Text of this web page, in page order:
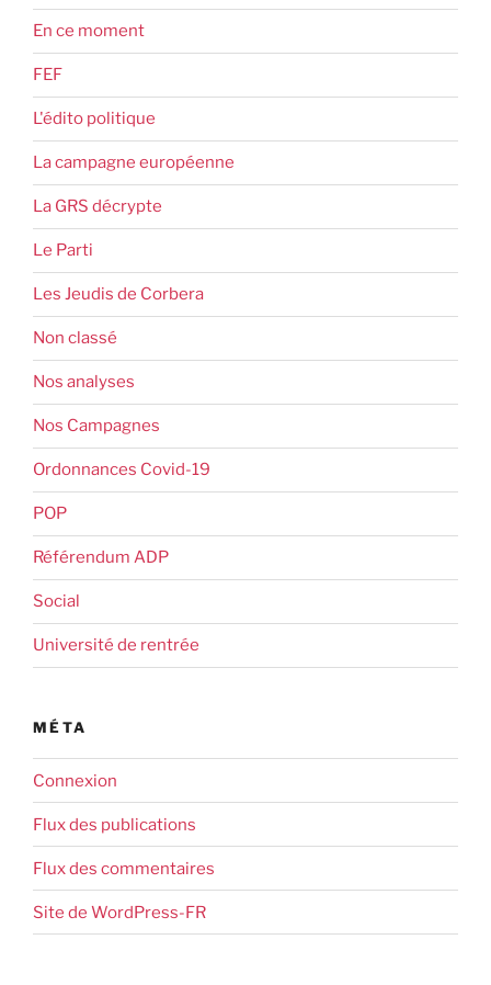
En ce moment
FEF
L'édito politique
La campagne européenne
La GRS décrypte
Le Parti
Les Jeudis de Corbera
Non classé
Nos analyses
Nos Campagnes
Ordonnances Covid-19
POP
Référendum ADP
Social
Université de rentrée
MÉTA
Connexion
Flux des publications
Flux des commentaires
Site de WordPress-FR